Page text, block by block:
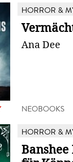
HORROR &
Ana Dee
NEOBOOKS
HORROR &